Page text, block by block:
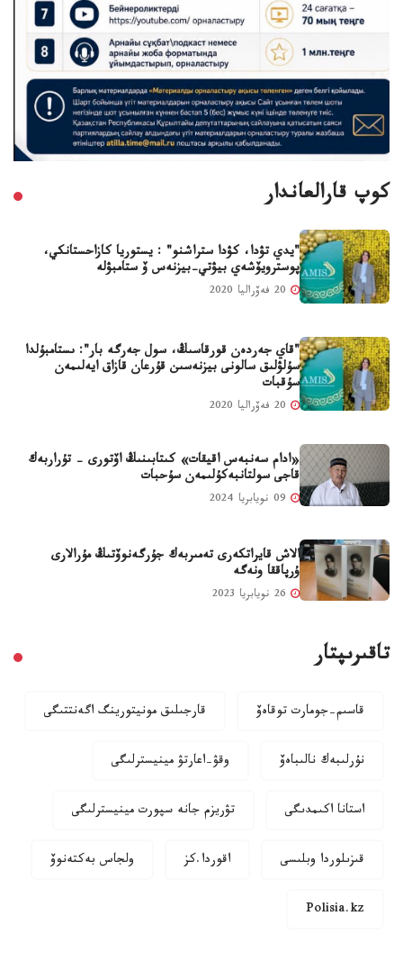
كوپ قارالعاندار
"يدي تۋدا، كۋدا ستراشنو" : يستوريا كازاحستانكي،
پوسترويۆشەي بيۋتي-بيزنەس ۆ ستامبۋلە
"قاي جەردەن قورقاسىڭ، سول جەرگە بار": ىستامبۇلدا
سۇلۋلىق سالونى بيزنەسىن قۇرعان قازاق ايەلىمەن
سۇقبات
«ادام سەنبەس اقيقات» كىتابىنىڭ اۆتورى - تۇراربەك
قاجى سولتانبەكۇلىمەن سۇحبات
الاش قايراتكەرى تەمىربەك جۇرگەنوۆتىڭ مۇرالارى
ۇرپاققا ونەگە
تاقىرىپتار
قاسىم-جومارت توقاەۆ قارجىلىق مونيتورينگ اگەنتتىگى
نۇرلىبەك نالىباەۆ وقۋ-اعارتۋ مينيسترلىگى
استانا اكىمدىگى تۋريزم جانە سپورت مينيسترلىگى
قىزىلوردا وبلىسى اقوردا.كز ولجاس بەكتەنوۆ
Polisia.kz